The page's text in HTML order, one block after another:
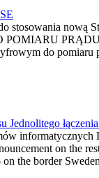
stosowania
do
Jednolitego
on the
the border